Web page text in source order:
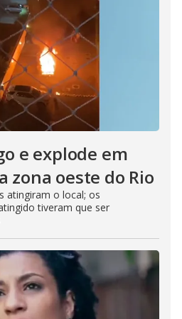
e explode em
zona oeste do Rio
atingiram o local; os
tiveram que ser